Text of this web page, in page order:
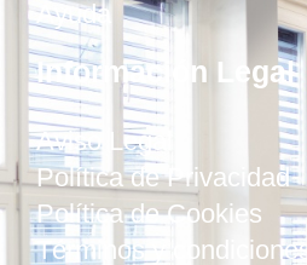
Ayuda
Información Legal
Aviso Legal
Política de Privacidad
Política de Cookies
Términos y condiciones